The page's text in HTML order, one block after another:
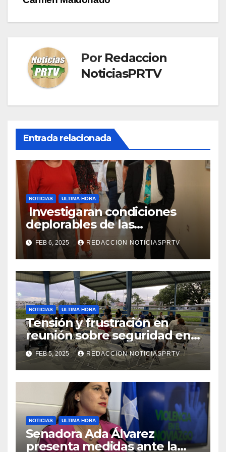
Por Redaccion
NoticiasPRTV
Entrada relacionada
NOTICIAS ULTIMA HORA
Investigaran condiciones
deplorables de las
facilidades el Departamento
de la Salud en Mayagüez
FEB 6, 2025 REDACCION NOTICIASPRTV
NOTICIAS ULTIMA HORA
Tensión y frustración en
reunión sobre seguridad en
Reparto Metropolitano
FEB 5, 2025 REDACCION NOTICIASPRTV
NOTICIAS ULTIMA HORA
Senadora Ada Álvarez
presenta medidas ante la